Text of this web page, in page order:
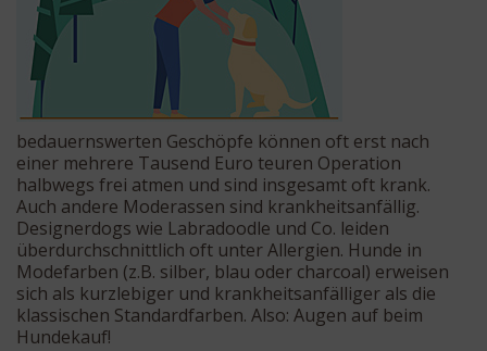
bedauernswerten Geschöpfe können oft erst nach
einer mehrere Tausend Euro teuren Operation
halbwegs frei atmen und sind insgesamt oft krank.
Auch andere Moderassen sind krankheitsanfällig.
Designerdogs wie Labradoodle und Co. leiden
überdurchschnittlich oft unter Allergien. Hunde in
Modefarben (z.B. silber, blau oder charcoal) erweisen
sich als kurzlebiger und krankheitsanfälliger als die
klassischen Standardfarben. Also: Augen auf beim
Hundekauf!